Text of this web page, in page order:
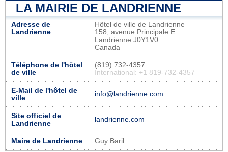
LA MAIRIE DE LANDRIENNE
Adresse de
Landrienne
Hôtel de ville de Landrienne
158, avenue Principale E.
Landrienne J0Y1V0
Canada
Téléphone de l'hôtel
de ville
(819) 732-4357
International: +1 819-732-4357
E-Mail de l'hôtel de
ville
info@landrienne.com
Site officiel de
Landrienne
landrienne.com
Maire de Landrienne Guy Baril